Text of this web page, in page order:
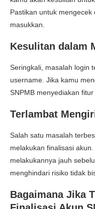
Pastikan untuk
masukkan.
Kesulitan dalam
Seringkali, masalah login
username. Jika kamu
SNPMB menyediakan
Terlambat
Salah satu masalah
melakukan finalisasi
melakukannya jauh
menghindari risiko tidak
Bagaimana Jika